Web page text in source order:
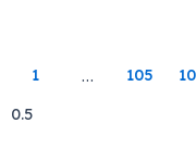
1 … 105